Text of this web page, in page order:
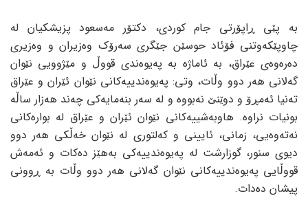
بە پێی ڕاپۆرتی جام کوردی، دکتۆر مەسعود پزیشکیان لە
چاوپێکەوتنی فۆئاد حوسێن جێگری سەرۆک وەزیران و وەزیری
دەرەوەی عێراق، بە ئاماژە بە پەیوەندی قووڵ و مێژوویی نێوان
گەلانی هەر دوو وڵات، وتی: پەیوەندییەکانی نێوان ئێران و عێراق
تەنیا ئەمڕۆ و دوێنێ نەبووە و لە سەر بنەمایەکی چەند هەزار ساڵە
بونیات نراوە. هاوبەشییەکانی نێوان ئێران و عێراق لە بوارەکانی
نەتەوەیی، زمانی، ئایینی و کەلتوری لە نێوان خەڵکی هەر دوو
دیوی سنور، گوزارشت لە پەیوەندییەکی بەهێز دەکات و ئەمەش
قووڵایی پەیوەندییەکانی نێوان گەلانی هەر دوو وڵات بە ڕوونی
پیشان دەدات.